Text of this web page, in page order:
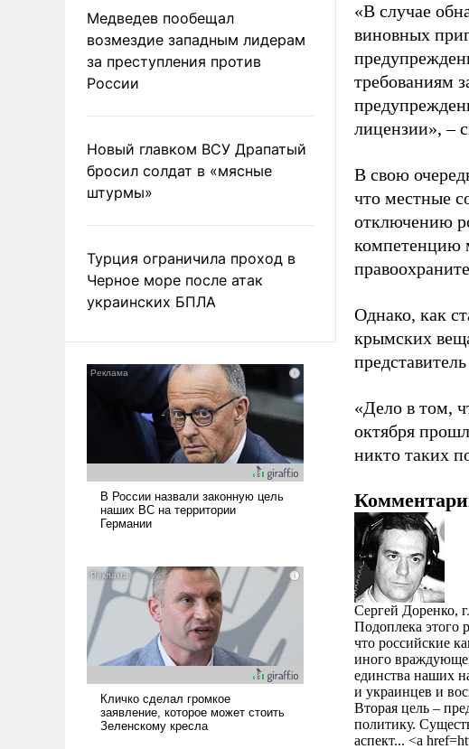
Медведев пообещал
возмездие западным лидерам
за преступления против
России
Новый главком ВСУ Драпатый
бросил солдат в «мясные
штурмы»
Турция ограничила проход в
Черное море после атак
украинских БПЛА
«В случае
виновных
требованиям
лицензии», –
В свою
что местные
отключению
компетенцию
Однако, как
крымских
«Дело в том,
октября
никто таких
Сергей Доренко,
Подоплека этого
что российские
иного
единства наших
и украинцев и
Вторая цель –
политику.
аспект... <a